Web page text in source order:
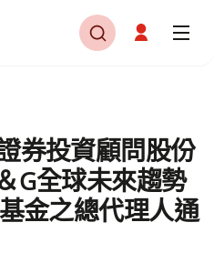
券投資顧問股份
G全球未來趨勢
金之總代理人通